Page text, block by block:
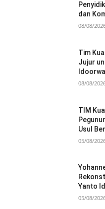
dan
08/08/
Tim
Jujur
08/08/
TIM
Usul
05/08/
Yanto
05/08/